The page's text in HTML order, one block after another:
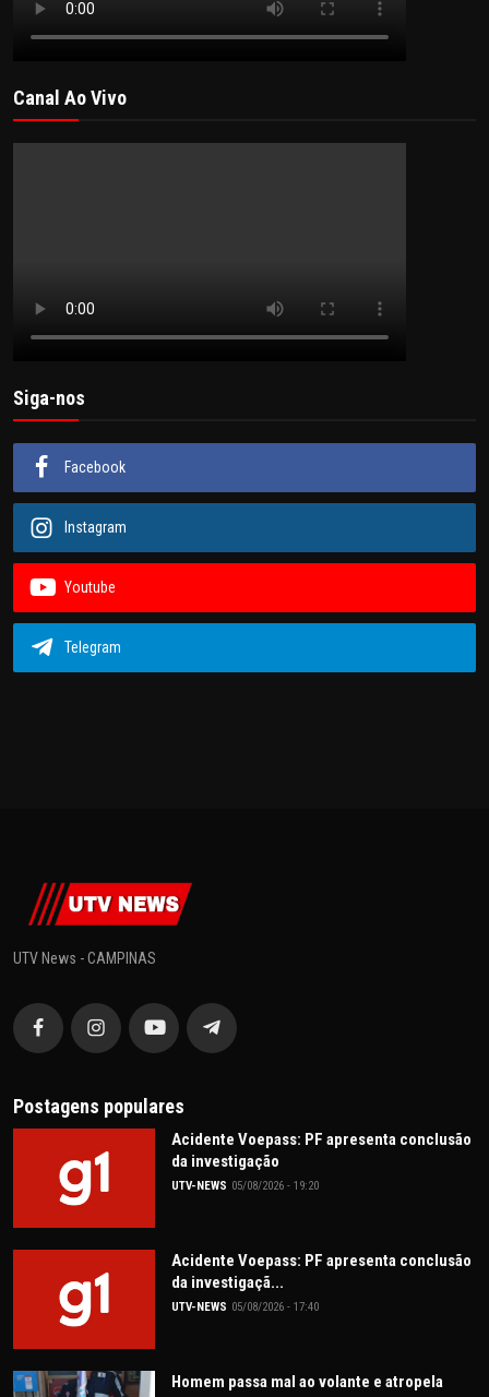
Canal Ao Vivo
Siga-nos
Facebook
Instagram
Youtube
Telegram
UTV News - CAMPINAS
Postagens populares
Acidente Voepass: PF apresenta conclusão
da investigação
UTV-NEWS 05/08/2026 - 19:20
Acidente Voepass: PF apresenta conclusão
da investigaçã...
UTV-NEWS 05/08/2026 - 17:40
Homem passa mal ao volante e atropela